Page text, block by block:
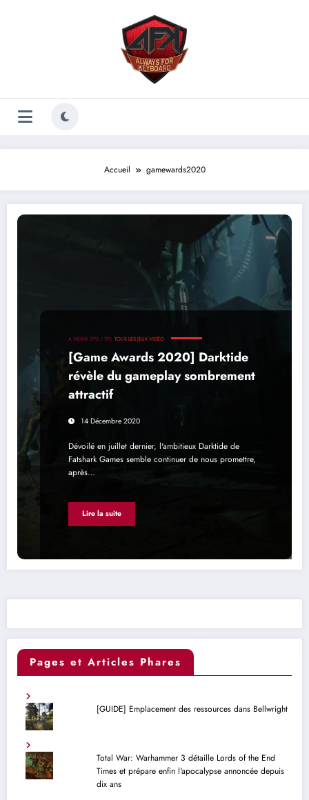
Accueil gamewards2020
A VENIR FPS / TPS TOUS LES JEUX VIDÉO
[Game Awards 2020] Darktide
révèle du gameplay sombrement
attractif
14 Décembre 2020
Dévoilé en juillet dernier, l'ambitieux Darktide de
Fatshark Games semble continuer de nous promettre,
après…
Lire la suite
Pages et Articles Phares
[GUIDE] Emplacement des ressources dans Bellwright
Total War: Warhammer 3 détaille Lords of the End
Times et prépare enfin l'apocalypse annoncée depuis
dix ans